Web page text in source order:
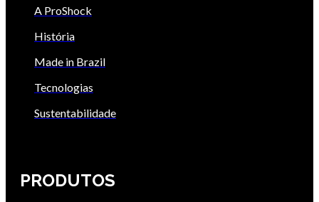
A ProShock
História
Made in Brazil
Tecnologias
Sustentabilidade
PRODUTOS